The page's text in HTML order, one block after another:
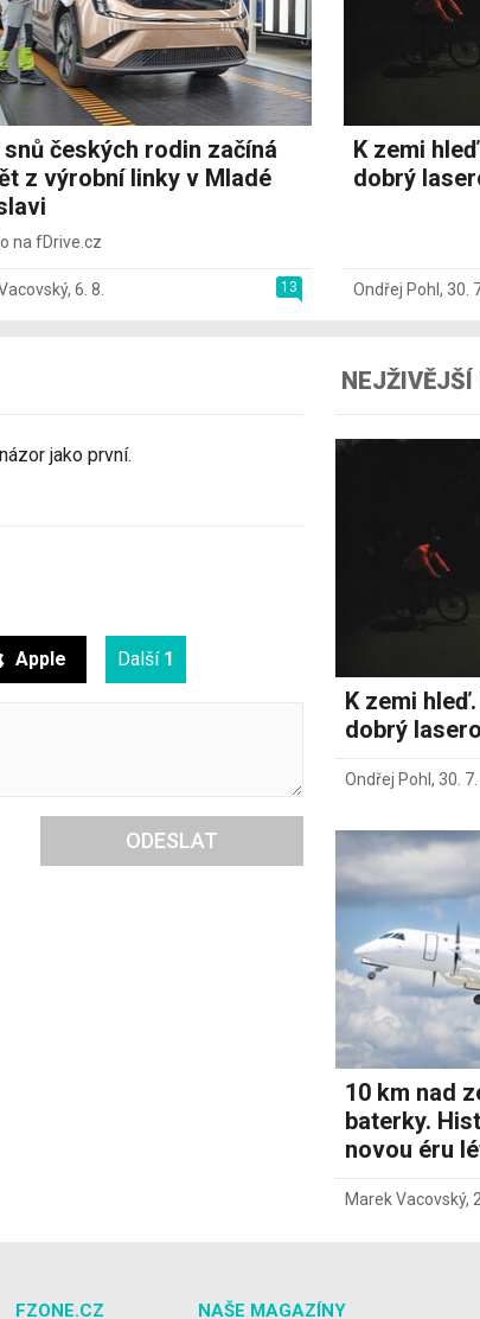
českých rodin začíná
z výrobní linky v Mladé
na fDrive.cz
13
,6. 8.
K zemi
dobrý
Ondřej Pohl , 30.
jako první.
Apple Další 1
ODESLAT
NEJŽIVĚJŠÍ
K zemi
dobrý
Ondřej Pohl, 30. 7.
10 km nad
baterky.
novou éru
Marek Vacovský,
FZONE.CZ NAŠE MAGAZÍNY